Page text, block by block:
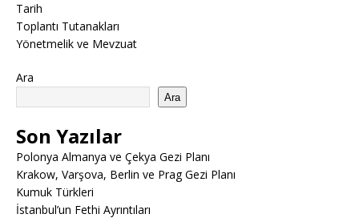
Tarih
Toplantı Tutanakları
Yönetmelik ve Mevzuat
Ara
Ara
Son Yazılar
Polonya Almanya ve Çekya Gezi Planı
Krakow, Varşova, Berlin ve Prag Gezi Planı
Kumuk Türkleri
İstanbul’un Fethi Ayrıntıları